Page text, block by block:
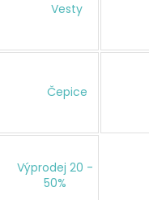
Vesty
Čepice
Výprodej 20 -
50%
DÁMSKÝ
2 300 Kč